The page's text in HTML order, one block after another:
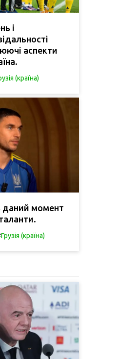
і
аспекти
(країна)
даний момент
Грузія (країна)